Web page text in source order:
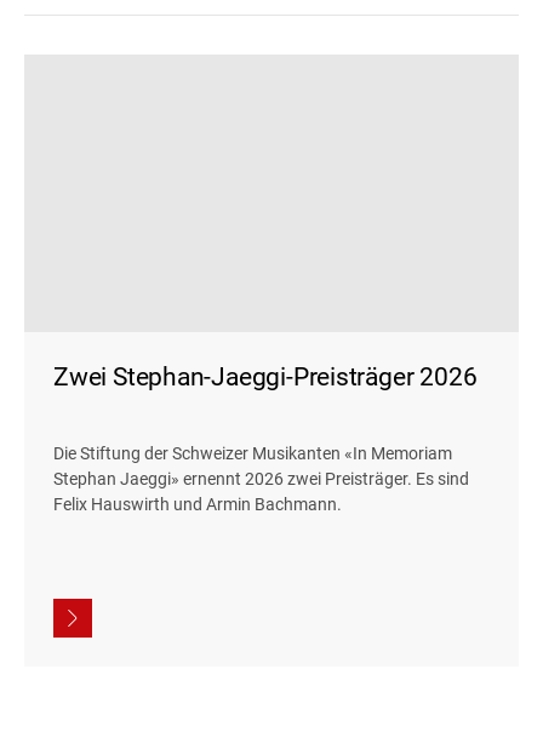
Zwei Stephan-Jaeggi-Preisträger 2026
Die Stiftung der Schweizer Musikanten «In Memoriam
Stephan Jaeggi» ernennt 2026 zwei Preisträger. Es sind
Felix Hauswirth und Armin Bachmann.